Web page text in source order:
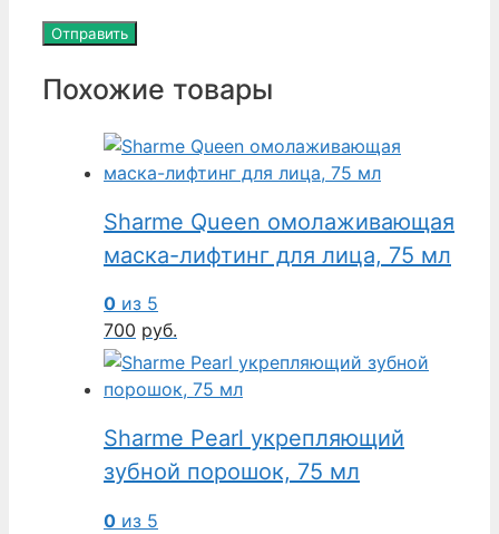
Похожие товары
Sharme Queen омолаживающая
маска-лифтинг для лица, 75 мл
0 из 5
700 руб.
Sharme Pearl укрепляющий
зубной порошок, 75 мл
0 из 5